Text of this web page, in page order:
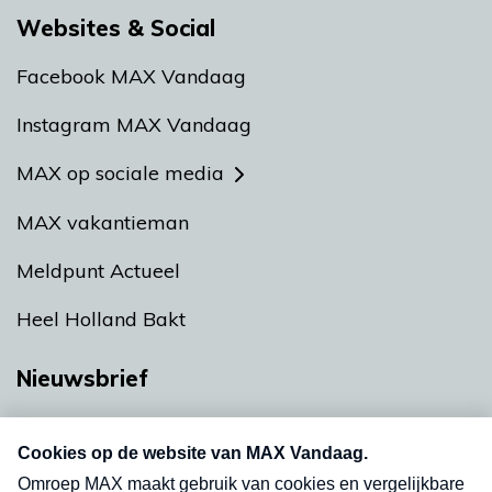
Websites & Social
Facebook MAX Vandaag
Instagram MAX Vandaag
MAX op sociale media
MAX vakantieman
Meldpunt Actueel
Heel Holland Bakt
Nieuwsbrief
nieuwsbrief. Elke vrijdag- en dinsdagochtend in
uw mailbox.